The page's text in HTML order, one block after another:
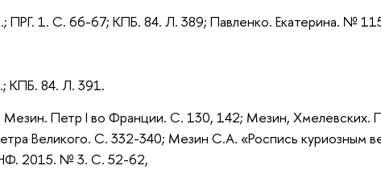
1. С. 66-67; КПБ. 84. Л. 389; Павленко. Екатерина. №
КПБ. 84. Л. 391.
Петр I во Франции. С. 130, 142; Мезин, Хмелевских.
Великого. С. 332-340; Мезин С.А. «Роспись куриозным
2015. № 3. С. 52-62,